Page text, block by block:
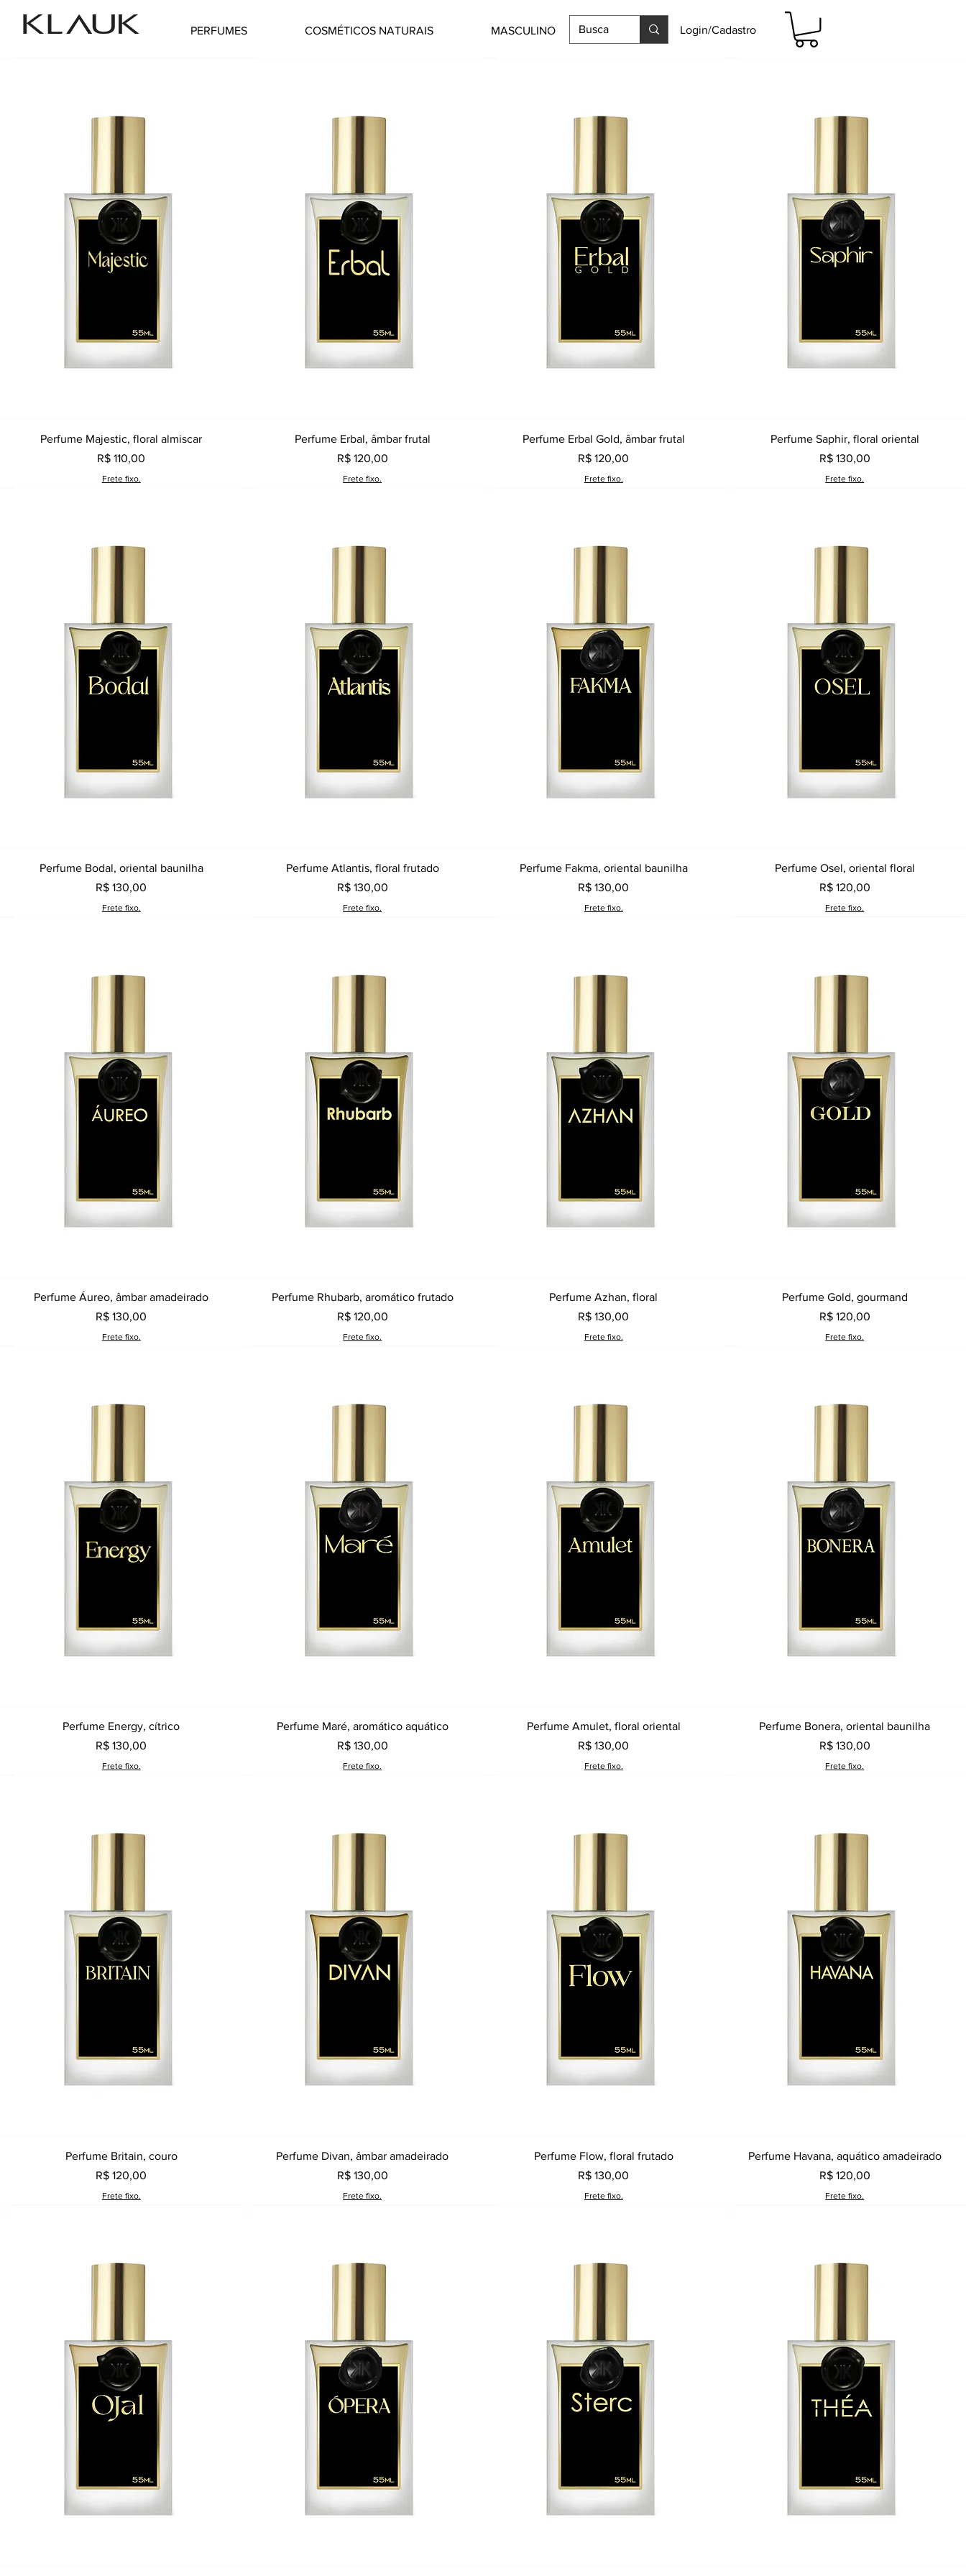
PERFUMES COSMÉTICOS NATURAIS MASCULINO Login/Cadastro
Visualização rápida
Perfume Majestic, floral almiscar
Preço
R$ 110,00
Frete fixo.
Visualização rápida
Perfume Erbal, âmbar frutal
Preço
R$ 120,00
Frete fixo.
Visualização rápida
Perfume Erbal Gold, âmbar frutal
Preço
R$ 120,00
Frete fixo.
Visualização rápida
Perfume Saphir, floral oriental
Preço
R$ 130,00
Frete fixo.
Visualização rápida
Perfume Bodal, oriental baunilha
Preço
R$ 130,00
Frete fixo.
Visualização rápida
Perfume Atlantis, floral frutado
Preço
R$ 130,00
Frete fixo.
Visualização rápida
Perfume Fakma, oriental baunilha
Preço
R$ 130,00
Frete fixo.
Visualização rápida
Perfume Osel, oriental floral
Preço
R$ 120,00
Frete fixo.
Visualização rápida
Perfume Áureo, âmbar amadeirado
Preço
R$ 130,00
Frete fixo.
Visualização rápida
Perfume Rhubarb, aromático frutado
Preço
R$ 120,00
Frete fixo.
Visualização rápida
Perfume Azhan, floral
Preço
R$ 130,00
Frete fixo.
Visualização rápida
Perfume Gold, gourmand
Preço
R$ 120,00
Frete fixo.
Visualização rápida
Perfume Energy, cítrico
Preço
R$ 130,00
Frete fixo.
Visualização rápida
Perfume Maré, aromático aquático
Preço
R$ 130,00
Frete fixo.
Visualização rápida
Perfume Amulet, floral oriental
Preço
R$ 130,00
Frete fixo.
Visualização rápida
Perfume Bonera, oriental baunilha
Preço
R$ 130,00
Frete fixo.
Visualização rápida
Perfume Britain, couro
Preço
R$ 120,00
Frete fixo.
Visualização rápida
Perfume Divan, âmbar amadeirado
Preço
R$ 130,00
Frete fixo.
Visualização rápida
Perfume Flow, floral frutado
Preço
R$ 130,00
Frete fixo.
Visualização rápida
Perfume Havana, aquático amadeirado
Preço
R$ 120,00
Frete fixo.